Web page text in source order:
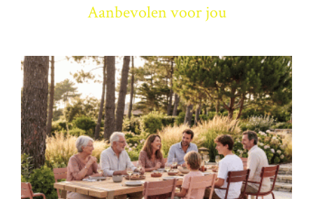
Aanbevolen voor jou